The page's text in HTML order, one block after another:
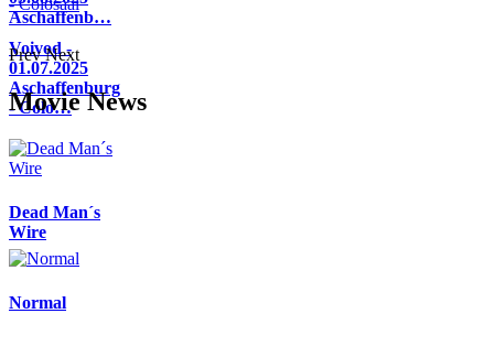
Aschaffenb…
Voivod -
01.07.2025
Aschaffenburg
- Colo…
Prev Next
Movie News
Dead Man´s
Wire
Normal